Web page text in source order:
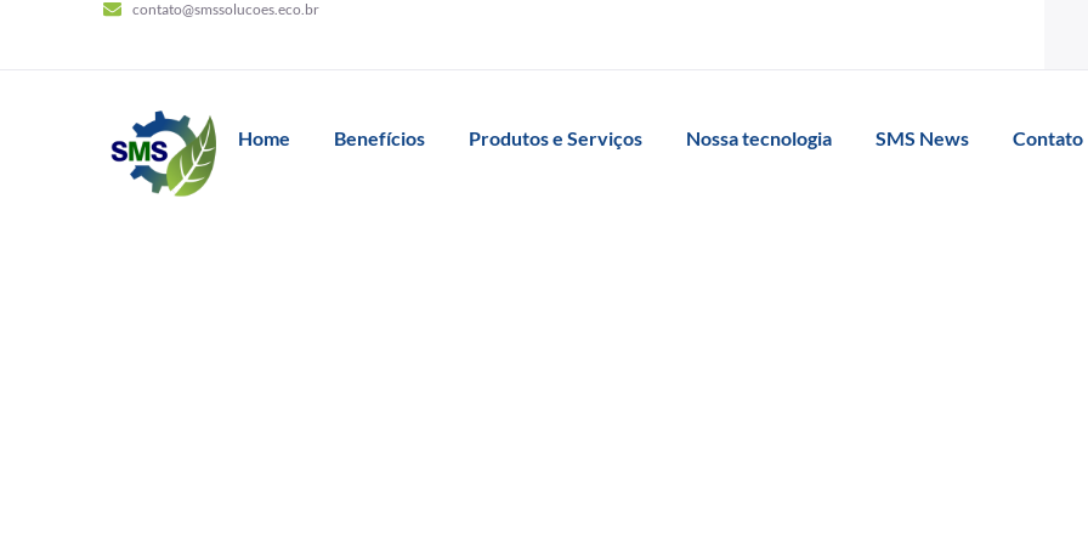
contato@smssolucoes.eco.br
Home Benefícios Produtos e Serviços Nossa tecnologia SMS News Contato